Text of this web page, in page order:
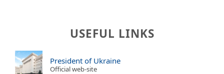
USEFUL LINKS
President of Ukraine
Official web-site